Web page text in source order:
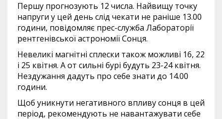
Першу прогнозують 12 числа. Найвищу точку
напруги у цей день слід чекати не раніше 13.00
години, повідомляє прес-служба Лабораторії
рентгенівської астрономії Сонця.
Невеликі магнітні сплески також можливі 16, 22
і 25 квітня. А от сильні бурі будуть 23-24 квітня.
Нездужання дадуть про себе знати до 14.00
години.
Щоб уникнути негативного впливу сонця в цей
період, рекомендують не навантажувати себе